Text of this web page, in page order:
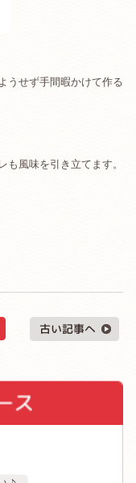
うせず手間暇かけて作る
風味を引き立てます。